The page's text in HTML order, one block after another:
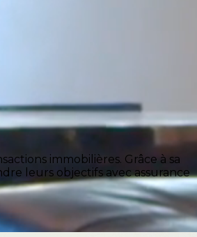
immobilières. Grâce à sa
leurs objectifs avec assurance